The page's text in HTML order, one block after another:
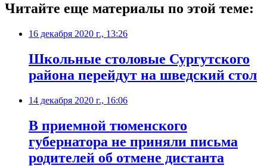
Читайте еще материалы по этой теме:
16 декабря 2020 г., 13:26
​Школьные столовые Сургутского
района перейдут на шведский стол
14 декабря 2020 г., 16:06
В приемной тюменского
губернатора не приняли письма
родителей об отмене дистанта